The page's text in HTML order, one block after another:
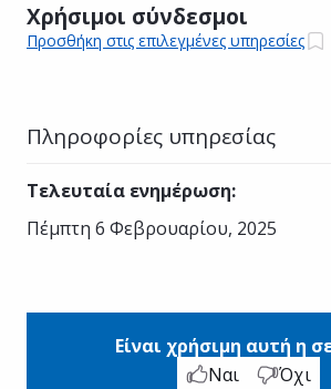
Χρήσιμοι σύνδεσμοι
Προσθήκη στις επιλεγμένες υπηρεσίες
Πληροφορίες υπηρεσίας
Τελευταία ενημέρωση:
Πέμπτη 6 Φεβρουαρίου, 2025
Είναι χρήσιμη αυτή η
Ναι
Όχι